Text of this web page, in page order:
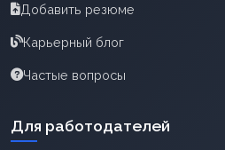
Добавить резюме
Карьерный блог
Частые вопросы
Для работодателей